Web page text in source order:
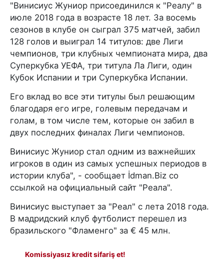
"Винисиус Жуниор присоединился к "Реалу" в
июле 2018 года в возрасте 18 лет. За восемь
сезонов в клубе он сыграл 375 матчей, забил
128 голов и выиграл 14 титулов: две Лиги
чемпионов, три клубных чемпионата мира, два
Суперкубка УЕФА, три титула Ла Лиги, один
Кубок Испании и три Суперкубка Испании.
Его вклад во все эти титулы был решающим
благодаря его игре, голевым передачам и
голам, в том числе тем, которые он забил в
двух последних финалах Лиги чемпионов.
Винисиус Жуниор стал одним из важнейших
игроков в один из самых успешных периодов в
истории клуба", - сообщает İdman.Biz со
ссылкой на официальный сайт "Реала".
Винисиус выступает за "Реал" с лета 2018 года.
В мадридский клуб футболист перешел из
бразильского "Фламенго" за € 45 млн.
Komissiyasız kredit sifariş et!